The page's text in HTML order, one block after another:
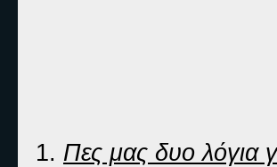
1. Πες μας δυο λόγια